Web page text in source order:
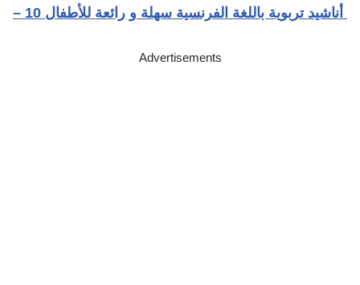
Advertisements